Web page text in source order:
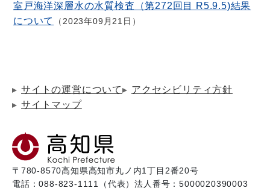
室戸海洋深層水の水質検査（第272回目 R5.9.5)結果
について
2023年09月21日
サイトの運営について
アクセシビリティ方針
サイトマップ
〒780-8570高知県高知市丸ノ内1丁目2番20号
電話：088-823-1111（代表）法人番号：5000020390003